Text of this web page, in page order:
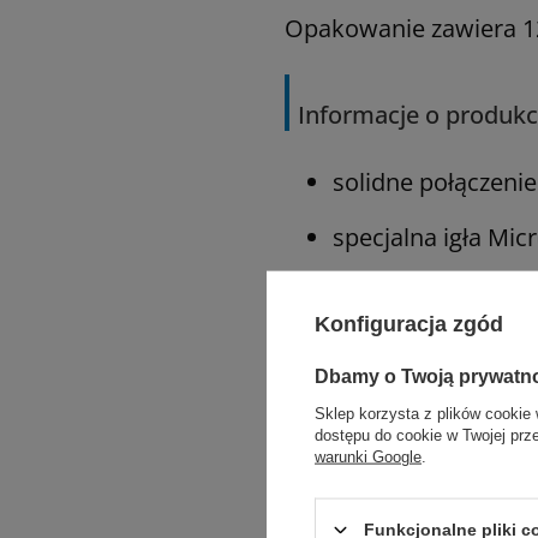
Opakowanie zawiera
Informacje o
solidne
specjalna igła
szczególnie
wysoka
Konfiguracja zgód
Dbamy o Twoją
Sklep korzysta z plików cookie
dostępu do cookie w Twojej
warunki Google
Funkcjonalne pliki